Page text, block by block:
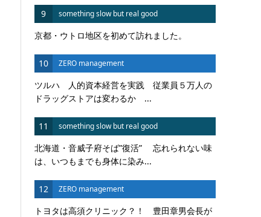
9 something slow but real good
京都・ウトロ地区を初めて訪れました。
10 ZERO management
ツルハ 人的資本経営を実践 従業員５万人の
ドラッグストアは変わるか ...
11 something slow but real good
北海道・音威子府そば”復活” 忘れられない味
は、いつもまでも身体に染み...
12 ZERO management
トヨタは高須クリニック？！ 豊田章男会長が